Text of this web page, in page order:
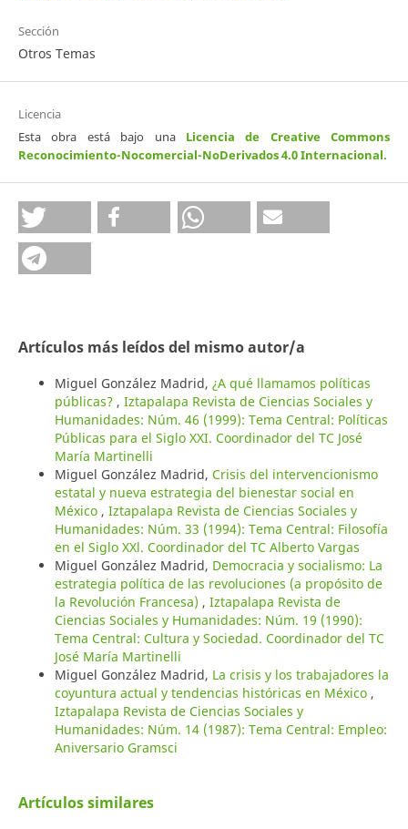
Sección
Otros Temas
Licencia
Esta obra está bajo una Licencia de Creative Commons
Reconocimiento-Nocomercial-NoDerivados 4.0 Internacional.
Artículos más leídos del mismo autor/a
Miguel González Madrid, ¿A qué llamamos políticas
públicas? , Iztapalapa Revista de Ciencias Sociales y
Humanidades: Núm. 46 (1999): Tema Central: Políticas
Públicas para el Siglo XXI. Coordinador del TC José
María Martinelli
Miguel González Madrid, Crisis del intervencionismo
estatal y nueva estrategia del bienestar social en
México , Iztapalapa Revista de Ciencias Sociales y
Humanidades: Núm. 33 (1994): Tema Central: Filosofía
en el Siglo XXl. Coordinador del TC Alberto Vargas
Miguel González Madrid, Democracia y socialismo: La
estrategia política de las revoluciones (a propósito de
la Revolución Francesa) , Iztapalapa Revista de
Ciencias Sociales y Humanidades: Núm. 19 (1990):
Tema Central: Cultura y Sociedad. Coordinador del TC
José María Martinelli
Miguel González Madrid, La crisis y los trabajadores la
coyuntura actual y tendencias históricas en México ,
Iztapalapa Revista de Ciencias Sociales y
Humanidades: Núm. 14 (1987): Tema Central: Empleo:
Aniversario Gramsci
Artículos similares